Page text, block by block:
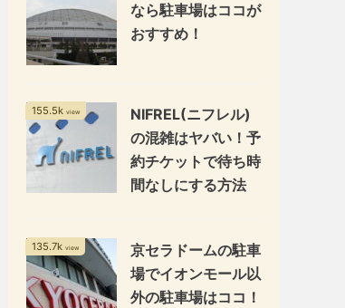
なら駐車場はココが
おすすめ！
155.5k view
NIFREL(ニフレル)
の混雑はヤバい！予
約チケットで待ち時
間なしにする方法
135.7k view
京セラドームの駐車
場でイオンモール以
外の駐車場はココ！